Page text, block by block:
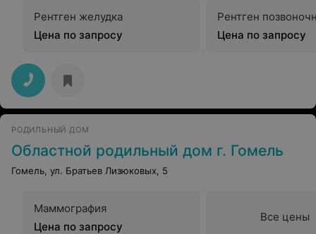
Рентген желудка
Цена по запросу
Рентген
Цена по запросу
РОДИЛЬНЫЙ ДОМ
Областной родильный дом г. Гомель
Гомель, ул. Братьев Лизюковых, 5
Маммография
Цена по запросу
Все цены